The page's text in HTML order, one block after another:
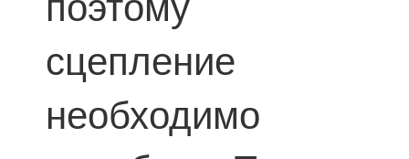
сцепление
необходимо